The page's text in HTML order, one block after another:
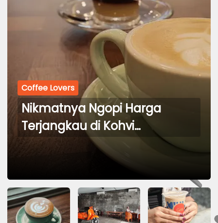
Coffee Lovers
Nikmatnya Ngopi Harga
Terjangkau di Kohvi
Balikpapan Baru, Balikpapan